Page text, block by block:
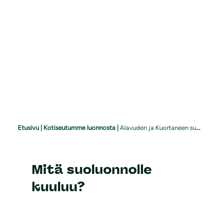
Etusivu Kotiseutumme luonnosta Alavuden ja Kuortaneen suoluonto
Mitä suoluonnolle
kuuluu?